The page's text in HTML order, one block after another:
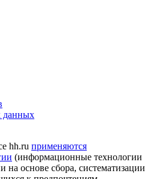
данных
hh.ru применяются
(информационные технологии
на основе сбора, систематизации